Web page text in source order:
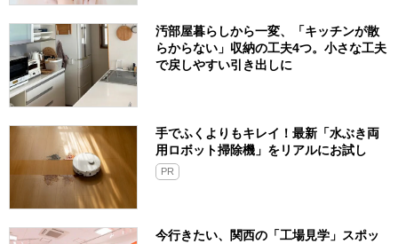
汚部屋暮らしから一変、「キッチンが散
らからない」収納の工夫4つ。小さな工夫
で戻しやすい引き出しに
手でふくよりもキレイ！最新「水ぶき両
用ロボット掃除機」をリアルにお試し
PR
今行きたい、関西の「工場見学」スポッ